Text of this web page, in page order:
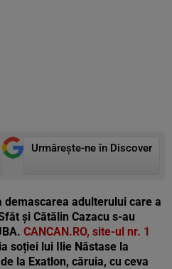
Urmărește-ne în Discover
adulterului care a
și Cătălin Cazacu s-au
CANCAN.RO, site-ul nr. 1
soției lui Ilie Năstase la
la Exatlon, căruia, cu ceva